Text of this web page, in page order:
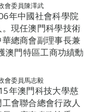
會委員陳澤武
年中國社會科學院
現任澳門科學技術
總商會副理事長兼
澳門特區工商功績勳
會委員馬志毅
年澳門科技大學慈
會聯合總會行政人